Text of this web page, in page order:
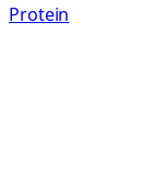
Protein